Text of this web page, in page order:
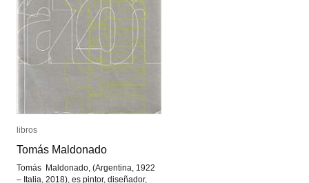
libros
Tomás Maldonado
Tomás Maldonado, (Argentina, 1922
– Italia, 2018), es pintor, diseñador,
libros
Tomás Maldonado